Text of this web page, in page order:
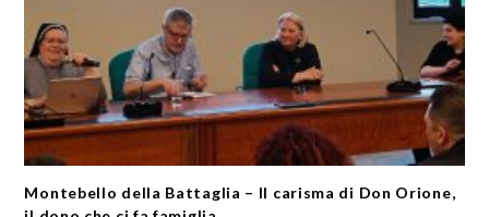
Montebello della Battaglia – Il carisma di Don Orione,